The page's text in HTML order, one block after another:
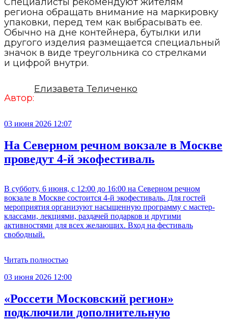
Специалисты рекомендуют жителям
региона обращать внимание на маркировку
упаковки, перед тем как выбрасывать ее.
Обычно на дне контейнера, бутылки или
другого изделия размещается специальный
значок в виде треугольника со стрелками
и цифрой внутри.
Автор:
Елизавета Теличенко
03 июня 2026 12:07
На Северном речном вокзале в Москве
проведут 4-й экофестиваль
В субботу, 6 июня, с 12:00 до 16:00 на Северном речном
вокзале в Москве состоится 4-й экофестиваль. Для гостей
мероприятия организуют насыщенную программу с мастер-
классами, лекциями, раздачей подарков и другими
активностями для всех желающих. Вход на фестиваль
свободный.
Читать полностью
03 июня 2026 12:00
«Россети Московский регион»
подключили дополнительную